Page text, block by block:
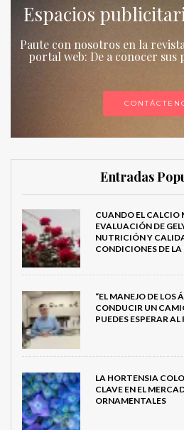
Espacios
Paute con nosotros en la
portal web: De a conocer sus
Entradas
CUANDO EL CALCIO
EVALUACIÓN DE
NUTRICIÓN Y
CONDICIONES DE
“EL MANEJO DE LOS
CONDUCIR UN
PUEDES ESPERAR
LA HORTENSIA
CLAVE EN EL
ORNAMENTALES